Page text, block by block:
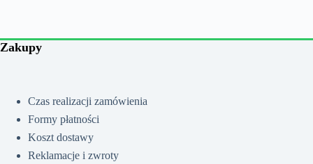
Zakupy
Czas realizacji zamówienia
Formy płatności
Koszt dostawy
Reklamacje i zwroty